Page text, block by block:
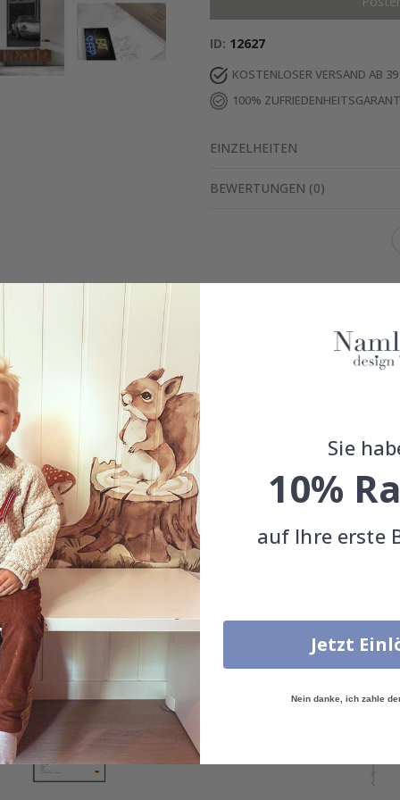
ID 12627
KOSTENLOSER VERSAND AB
100%
EINZELHEITEN
BEWERTUNGEN (0)
Echte Inspiration von unseren glücklichen Kunden!
Teile dein Bild mit #namly_design
Ähnliche Produkte
Special
Price
€9,00
Andere kauften auch
Sie
10%
auf Ihre erste
Jetzt
Nein danke, ich zahle